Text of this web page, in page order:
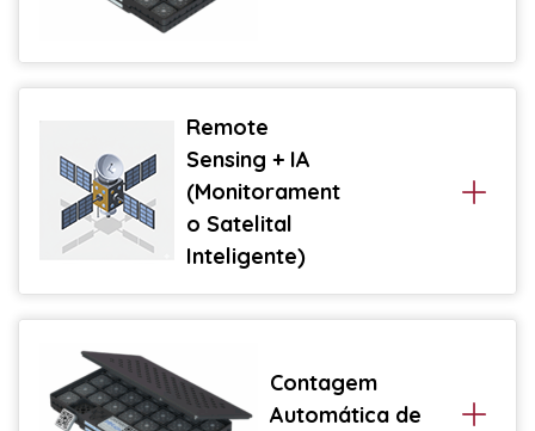
Remote
Sensing + IA
(Monitorament
o Satelital
Inteligente)
Contagem
Automática de